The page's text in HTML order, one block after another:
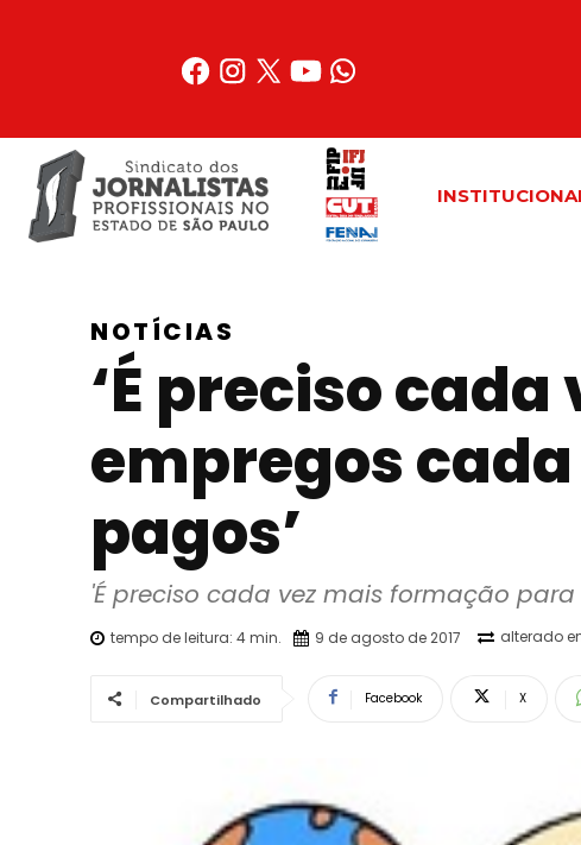
NOTÍCIAS
‘É preciso
empregos
pagos’
'É preciso cada vez mais formação
tempo de leitura: 4min. 9 de agosto de 2017 alterado
Compartilhado Facebook X